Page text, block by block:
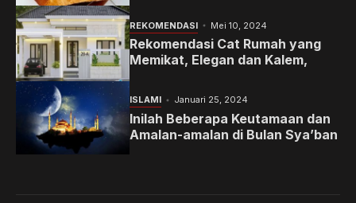
REKOMENDASI Mei 10, 2024
Rekomendasi Cat Rumah yang
Memikat, Elegan dan Kalem,
ISLAMI Januari 25, 2024
Inilah Beberapa Keutamaan dan
Amalan-amalan di Bulan Sya’ban